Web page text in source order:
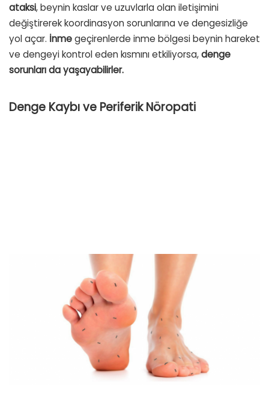
ataksi, beynin kaslar ve uzuvlarla olan iletişimini
değiştirerek koordinasyon sorunlarına ve dengesizliğe
yol açar. İnmegeçirenlerde inme bölgesi beynin hareket
ve dengeyi kontrol eden kısmını etkiliyorsa,denge
sorunları da yaşayabilirler.
Denge Kaybı ve Periferik Nöropati